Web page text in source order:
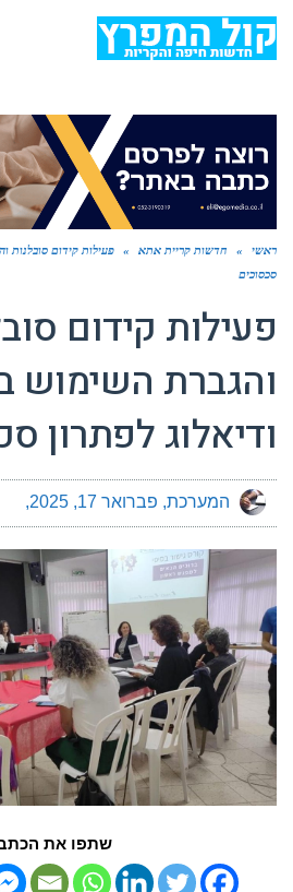
ראשי » חדשות קריית אתא »
פעילות קידום סובלנות
סכסוכים
פעילות קידום
והגברת השימוש
ודיאלוג לפתרון
המערכת פברואר 17, 2025
שתפו את